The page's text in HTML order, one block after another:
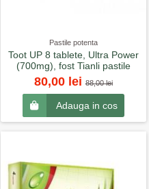
Pastile potenta
Toot UP 8 tablete, Ultra Power
(700mg), fost Tianli pastile
80,00 lei88,00 lei
Adauga in cos